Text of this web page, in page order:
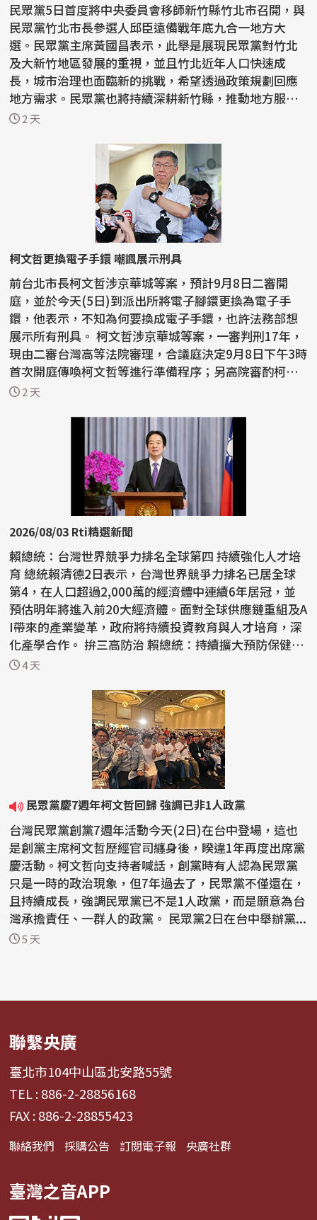
民眾黨5日首度將中央委員會移師新竹縣竹北市召開，與
民眾黨竹北市長參選人邱臣遠備戰年底九合一地方大
選。民眾黨主席黃國昌表示，此舉是展現民眾黨對竹北
及大新竹地區發展的重視，並且竹北近年人口快速成
長，城市治理也面臨新的挑戰，希望透過政策規劃回應
地方需求。民眾黨也將持續深耕新竹縣，推動地方服務
與政策落...
2 天
柯文哲更換電子手鐶 嘲諷展示刑具
前台北市長柯文哲涉京華城等案，預計9月8日二審開
庭，並於今天(5日)到派出所將電子腳鐶更換為電子手
鐶，他表示，不知為何要換成電子手鐶，也許法務部想
展示所有刑具。 柯文哲涉京華城等案，一審判刑17年，
現由二審台灣高等法院審理，合議庭決定9月8日下午3時
首次開庭傳喚柯文哲等進行準備程序；另高院審酌柯文
哲監控期...
2 天
2026/08/03 Rti精選新聞
賴總統：台灣世界競爭力排名全球第四 持續強化人才培
育 總統賴清德2日表示，台灣世界競爭力排名已居全球
第4，在人口超過2,000萬的經濟體中連續6年居冠，並
預估明年將進入前20大經濟體。面對全球供應鏈重組及A
I帶來的產業變革，政府將持續投資教育與人才培育，深
化產學合作。 拚三高防治 賴總統：持續擴大預防保健
慢...4 天
民眾黨慶7週年柯文哲回歸 強調已非1人政黨
台灣民眾黨創黨7週年活動今天(2日)在台中登場，這也
是創黨主席柯文哲歷經官司纏身後，睽違1年再度出席黨
慶活動。柯文哲向支持者喊話，創黨時有人認為民眾黨
只是一時的政治現象，但7年過去了，民眾黨不僅還在，
且持續成長，強調民眾黨已不是1人政黨，而是願意為台
灣承擔責任、一群人的政黨。 民眾黨2日在台中舉辦黨...
5 天
聯繫央廣
臺北市104中山區北安路55號
TEL : 886-2-28856168
FAX : 886-2-28855423
聯絡我們 採購公告 訂閱電子報 央廣社群
臺灣之音APP